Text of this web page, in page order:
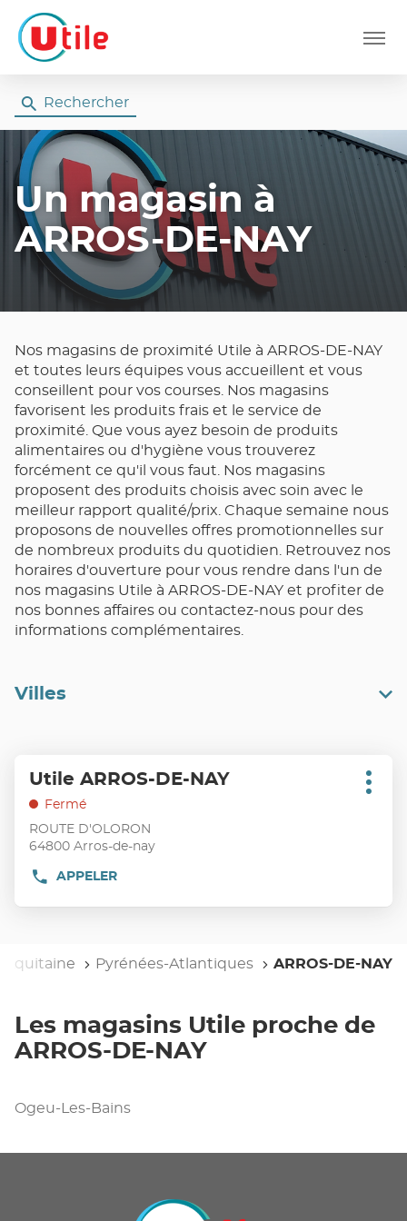
Menu
Rechercher
Un magasin à
ARROS-DE-NAY
Nos magasins de proximité Utile à ARROS-DE-NAY
et toutes leurs équipes vous accueillent et vous
conseillent pour vos courses. Nos magasins
favorisent les produits frais et le service de
proximité. Que vous ayez besoin de produits
alimentaires ou d'hygiène vous trouverez
forcément ce qu'il vous faut. Nos magasins
proposent des produits choisis avec soin avec le
meilleur rapport qualité/prix. Chaque semaine nous
proposons de nouvelles offres promotionnelles sur
de nombreux produits du quotidien. Retrouvez nos
horaires d'ouverture pour vous rendre dans l'un de
nos magasins Utile à ARROS-DE-NAY et profiter de
nos bonnes affaires ou contactez-nous pour des
informations complémentaires.
Villes
sur
touche
ENTRÉE
obtenir
de
informations
Point
de
Utile ARROS-DE-NAY
Fermé
ROUTE D'OLORON
64800 Arros-de-nay
APPELER
AFFICHER
NUMÉRO
DU
POINT
ARROS-
DE-
NAY
Plus
Aquitaine Pyrénées-Atlantiques ARROS-DE-NAY
Les magasins Utile proche de
ARROS-DE-NAY
Ogeu-Les-Bains